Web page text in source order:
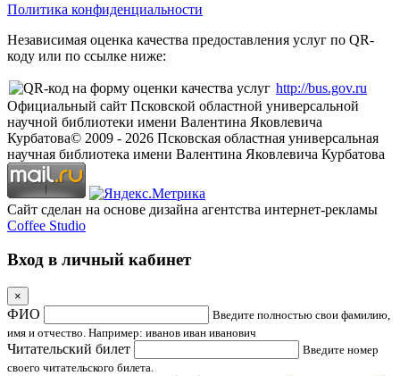
Политика конфиденциальности
Независимая оценка качества предоставления услуг по QR-
коду или по ссылке ниже:
http://bus.gov.ru
Официальный сайт Псковской областной универсальной
научной библиотеки имени Валентина Яковлевича
Курбатова© 2009 - 2026 Псковская областная универсальная
научная библиотека имени Валентина Яковлевича Курбатова
Сайт сделан на основе дизайна агентства интернет-рекламы
Coffee Studio
Вход в личный кабинет
×
ФИО
Введите полностью свои фамилию,
имя и отчество. Например: иванов иван иванович
Читательский билет
Введите номер
своего читательского билета.